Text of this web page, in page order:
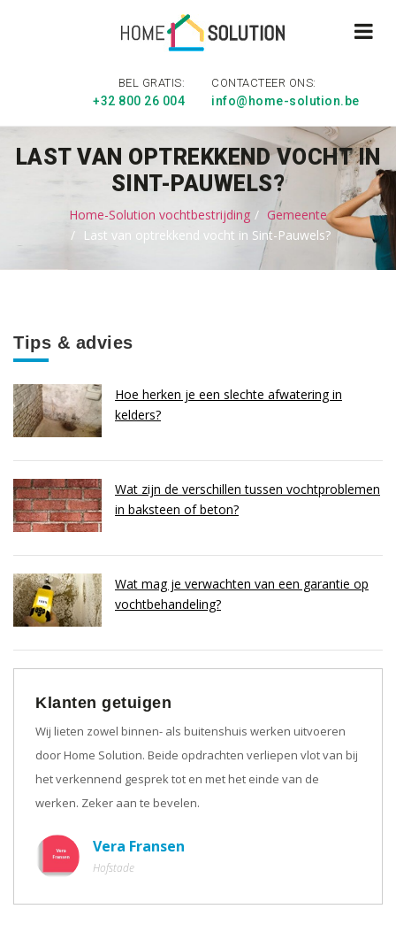
BEL GRATIS:
+32 800 26 004
CONTACTEER ONS:
info@home-solution.be
LAST VAN OPTREKKEND VOCHT IN
SINT-PAUWELS?
Home-Solution vochtbestrijding
Gemeente
Last van optrekkend vocht in Sint-Pauwels?
Tips & advies
Hoe herken je een slechte afwatering in
kelders?
Wat zijn de verschillen tussen vochtproblemen
in baksteen of beton?
Wat mag je verwachten van een garantie op
vochtbehandeling?
Klanten getuigen
Wij lieten zowel binnen- als buitenshuis werken uitvoeren
door Home Solution. Beide opdrachten verliepen vlot van bij
het verkennend gesprek tot en met het einde van de
werken. Zeker aan te bevelen.
Vera Fransen
Hofstade